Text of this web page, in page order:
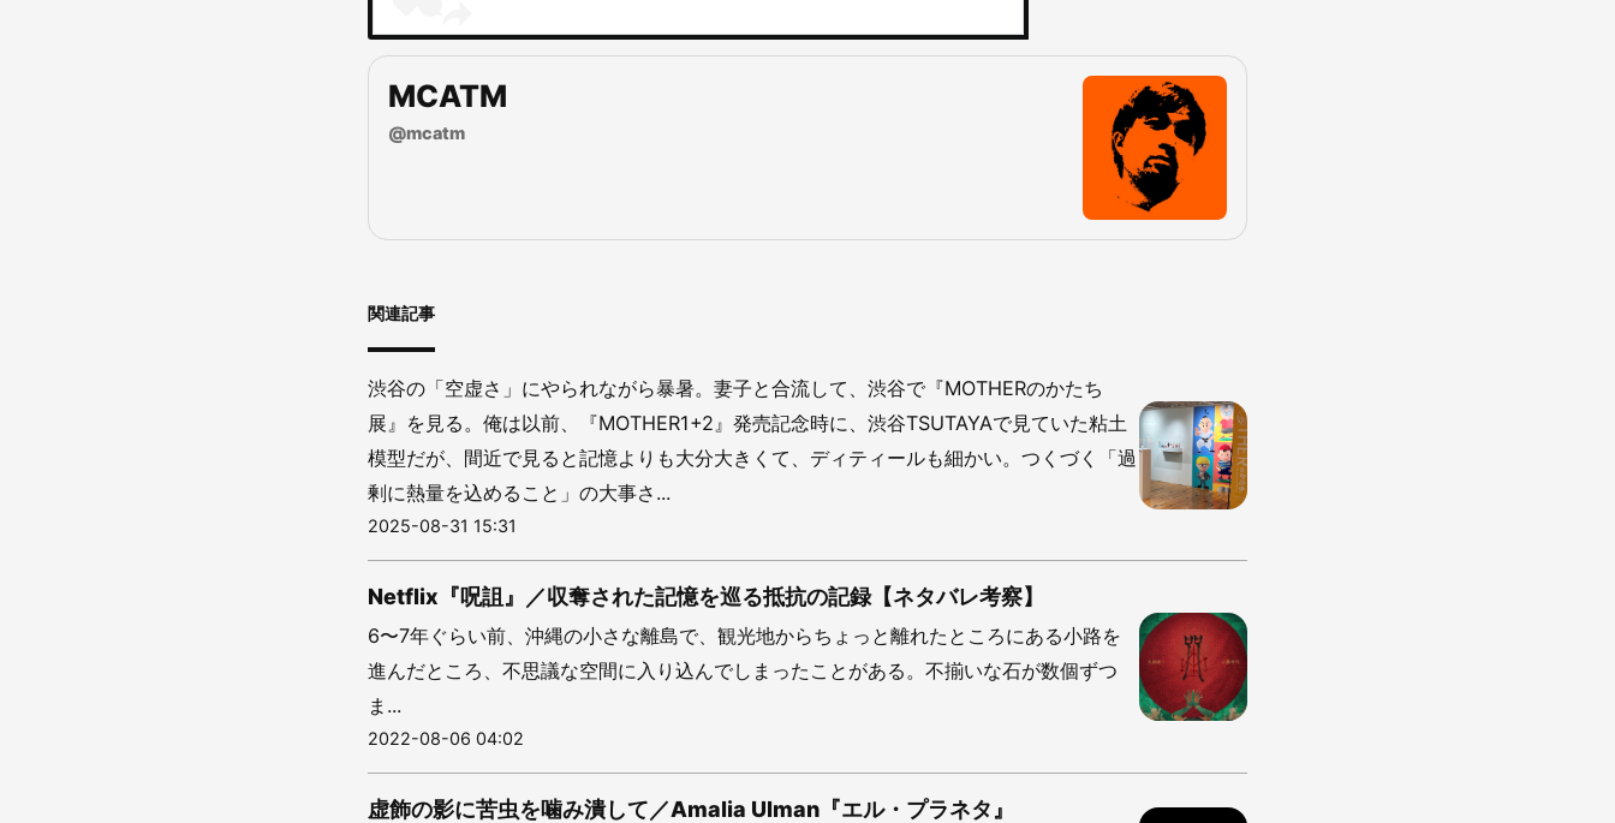
MCATM
@mcatm
関連記事
渋谷の「空虚さ」にやられながら暴暑。妻子と合流して、渋谷で『MOTHERのかたち
展』を見る。俺は以前、『MOTHER1+2』発売記念時に、渋谷TSUTAYAで見ていた粘土
模型だが、間近で見ると記憶よりも大分大きくて、ディティールも細かい。つくづく「過
剰に熱量を込めること」の大事さ...
2025-08-31 15:31
Netflix『呪詛』／収奪された記憶を巡る抵抗の記録【ネタバレ考察】
6〜7年ぐらい前、沖縄の小さな離島で、観光地からちょっと離れたところにある小路を
進んだところ、不思議な空間に入り込んでしまったことがある。不揃いな石が数個ずつ
ま...
2022-08-06 04:02
虚飾の影に苦虫を噛み潰して／Amalia Ulman『エル・プラネタ』